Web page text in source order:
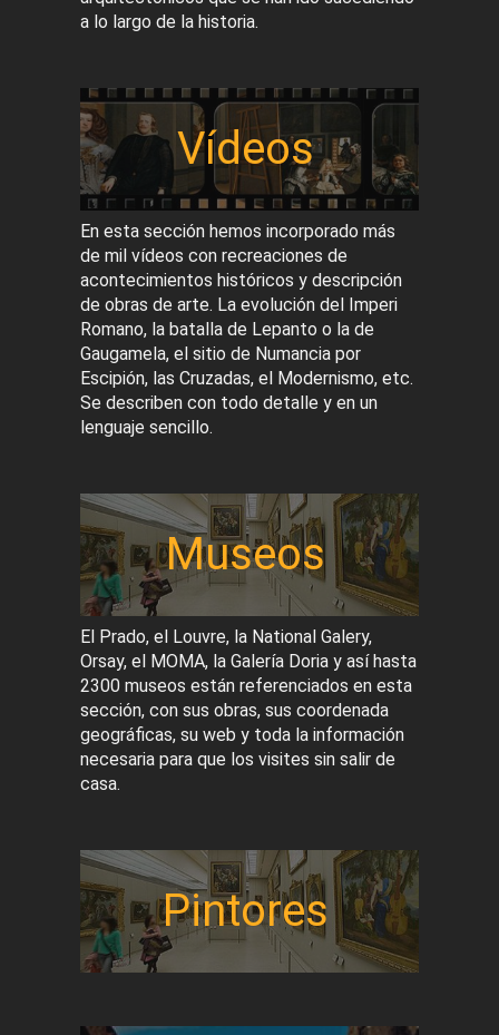
a lo largo de la historia.
Vídeos
En esta sección hemos incorporado más
de mil vídeos con recreaciones de
acontecimientos históricos y descripción
de obras de arte. La evolución del Imperi
Romano, la batalla de Lepanto o la de
Gaugamela, el sitio de Numancia por
Escipión, las Cruzadas, el Modernismo, etc.
Se describen con todo detalle y en un
lenguaje sencillo.
Museos
El Prado, el Louvre, la National Galery,
Orsay, el MOMA, la Galería Doria y así hasta
2300 museos están referenciados en esta
sección, con sus obras, sus coordenada
geográficas, su web y toda la información
necesaria para que los visites sin salir de
casa.
Pintores